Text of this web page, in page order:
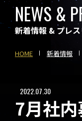
NEWS &
新着情報 & プレ
HOME 新着情報
2022.07.30
7月社